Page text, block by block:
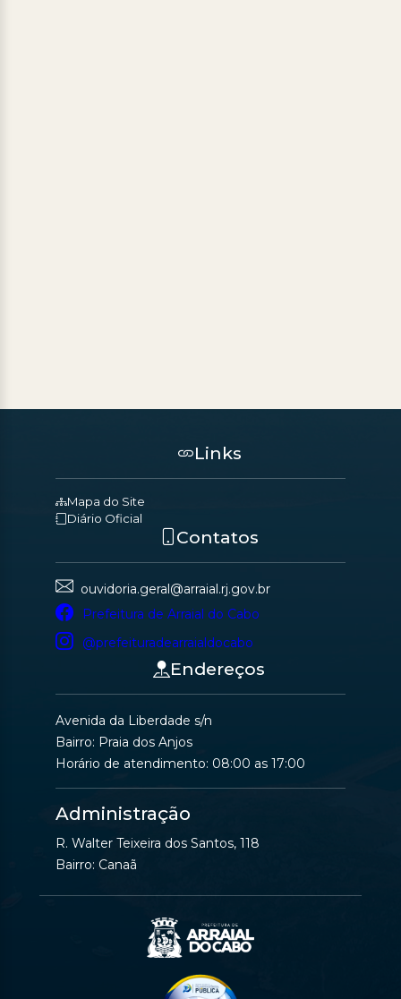
Links
Mapa do Site
Diário Oficial
Contatos
ouvidoria.geral@arraial.rj.gov.br
Prefeitura de Arraial do Cabo
@prefeituradearraialdocabo
Endereços
Avenida da Liberdade s/n
Bairro: Praia dos Anjos
Horário de atendimento: 08:00 as 17:00
Administração
R. Walter Teixeira dos Santos, 118
Bairro: Canaã